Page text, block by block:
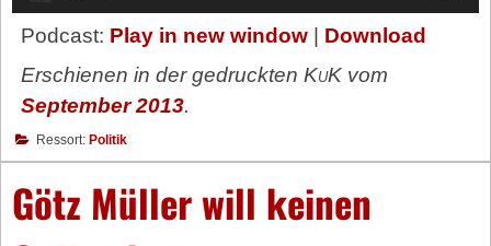
Player
Podcast: Play in new window| Download
Erschienen in der gedruckten KuKvom
September 2013.
Ressort: Politik
Götz Müller will keinen